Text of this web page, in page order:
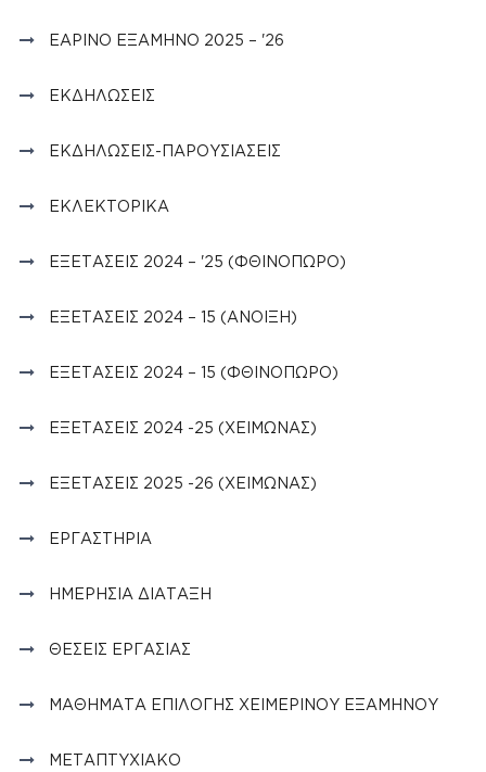
ΕΑΡΙΝΌ ΕΞΆΜΗΝΟ 2025 – '26
ΕΚΔΗΛΏΣΕΙΣ
ΕΚΔΗΛΏΣΕΙΣ-ΠΑΡΟΥΣΙΆΣΕΙΣ
ΕΚΛΕΚΤΟΡΙΚΆ
ΕΞΕΤΆΣΕΙΣ 2024 – '25 (ΦΘΙΝΌΠΩΡΟ)
ΕΞΕΤΆΣΕΙΣ 2024 – 15 (ΆΝΟΙΞΗ)
ΕΞΕΤΆΣΕΙΣ 2024 – 15 (ΦΘΙΝΟΠΩΡΟ)
ΕΞΕΤΆΣΕΙΣ 2024 -25 (ΧΕΙΜΏΝΑΣ)
ΕΞΕΤΆΣΕΙΣ 2025 -26 (ΧΕΙΜΏΝΑΣ)
ΕΡΓΑΣΤΉΡΙΑ
ΗΜΕΡΉΣΙΑ ΔΙΆΤΑΞΗ
ΘΈΣΕΙΣ ΕΡΓΑΣΊΑΣ
ΜΑΘΉΜΑΤΑ ΕΠΙΛΟΓΉΣ ΧΕΙΜΕΡΙΝΟΎ ΕΞΑΜΉΝΟΥ
ΜΕΤΑΠΤΥΧΙΑΚΌ